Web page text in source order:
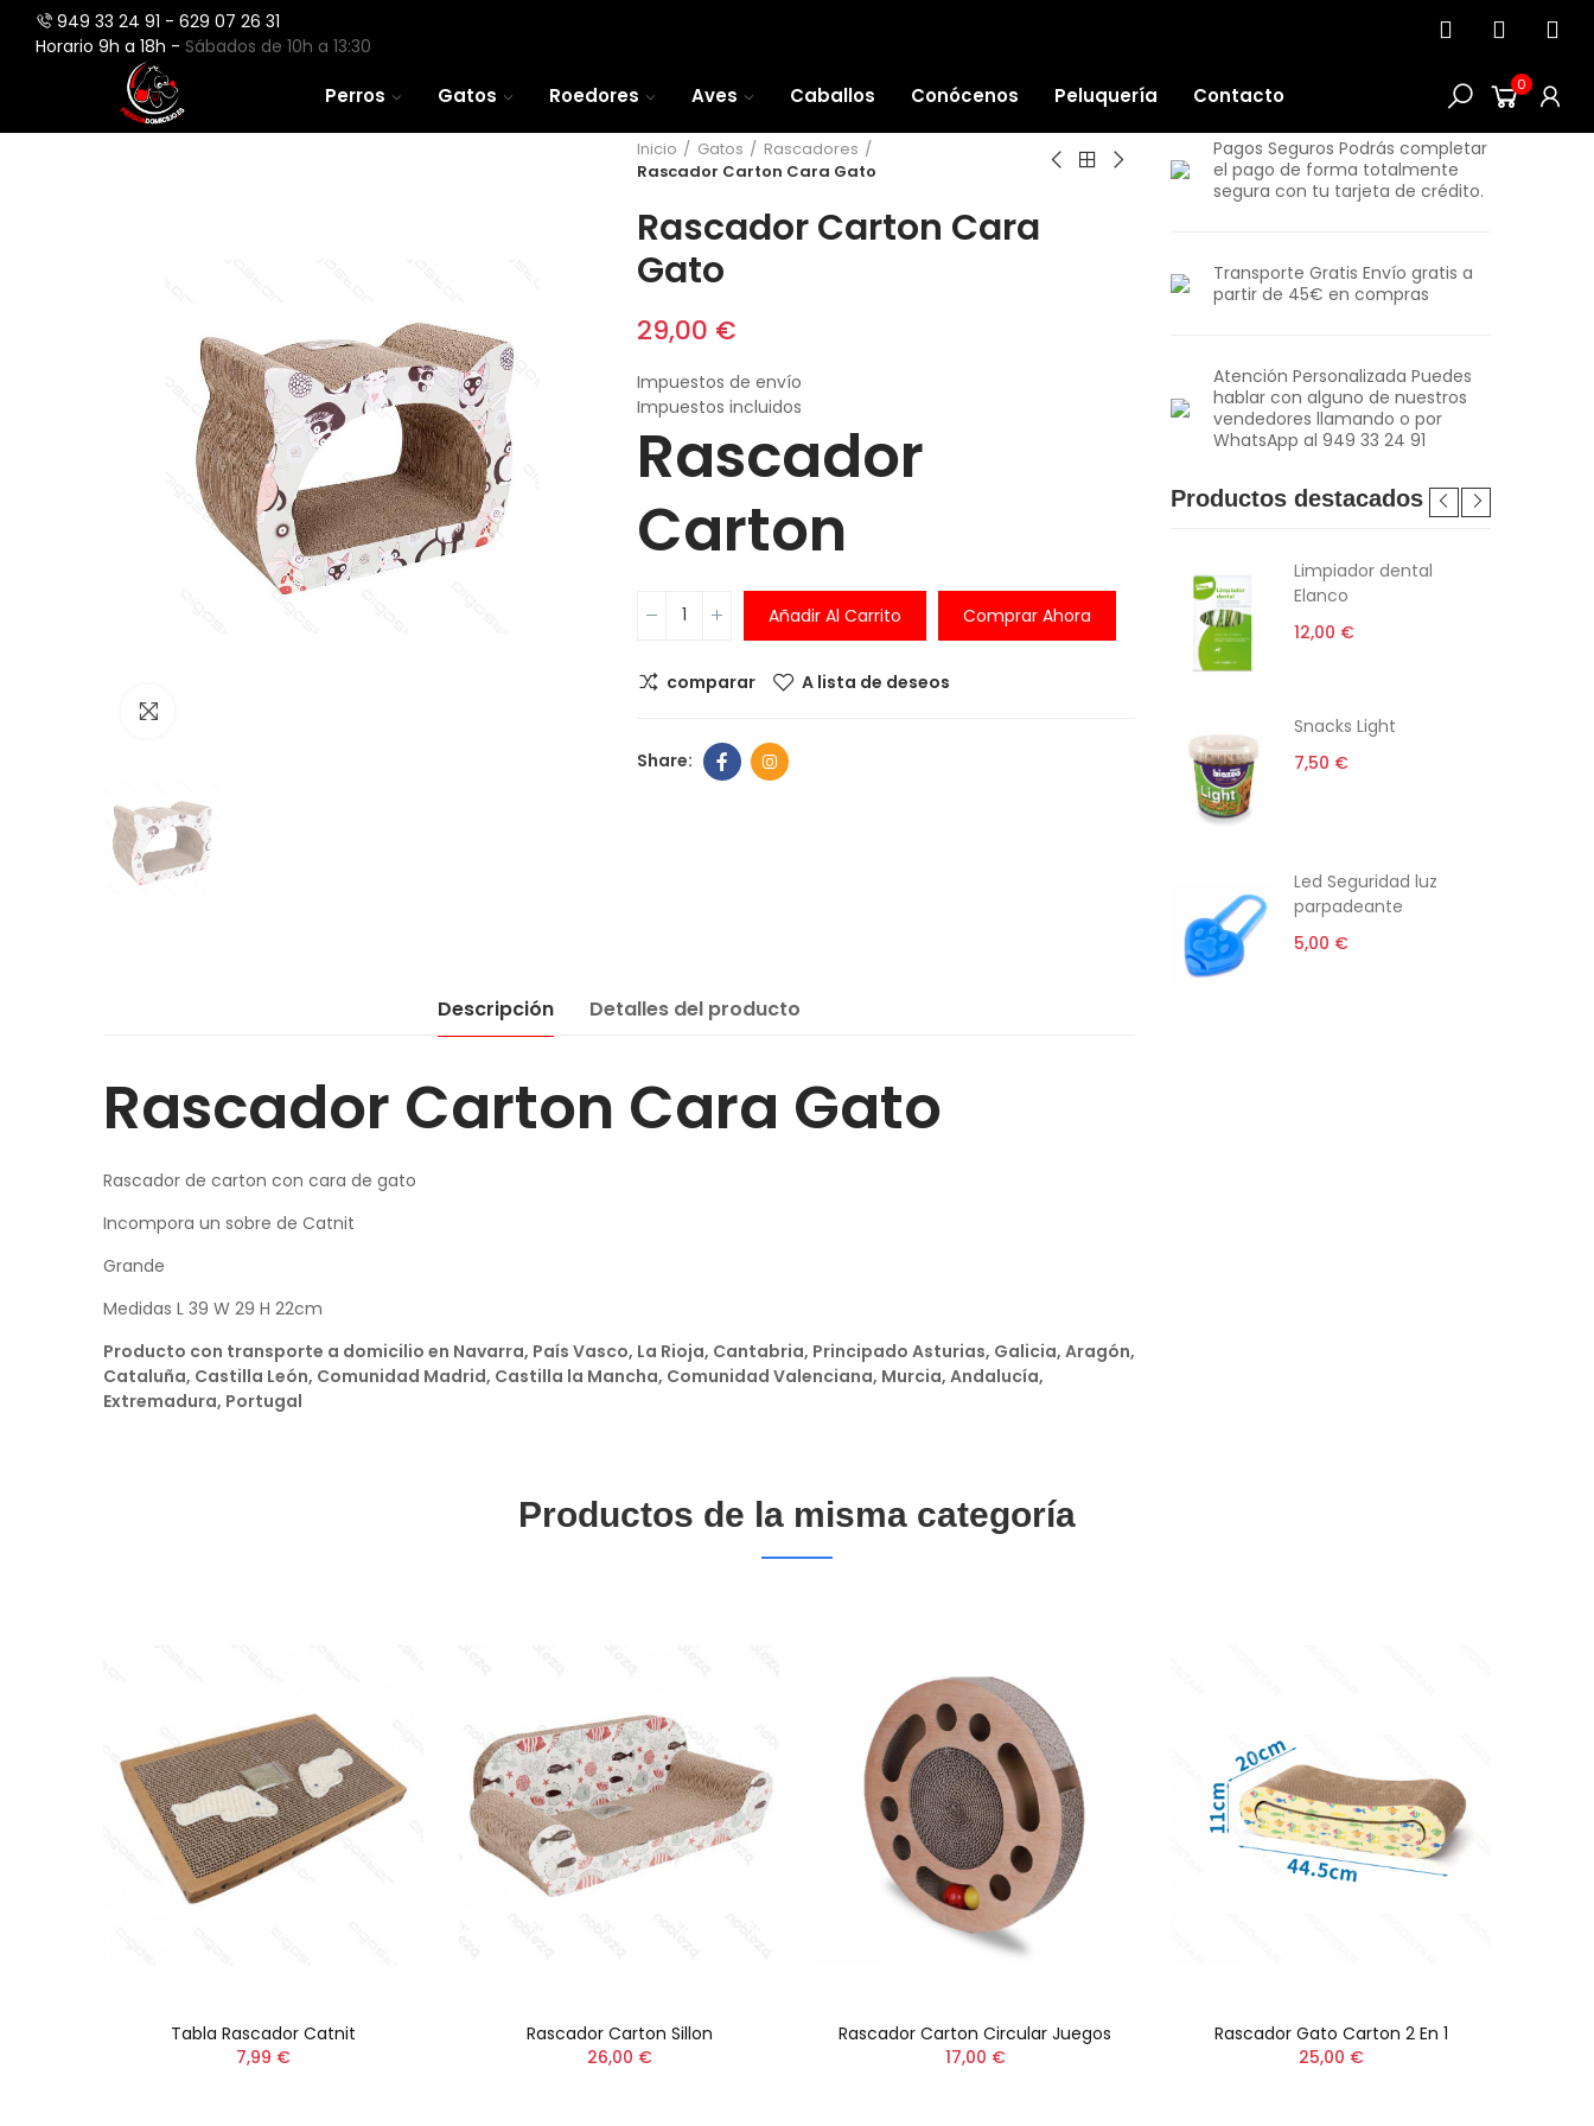
949 33 24 91 - 629 07 26 31
Horario 9h a 18h - Sábados de 10h a 13:30
Perros Gatos Roedores Aves Caballos Conócenos Peluquería Contacto 0
Inicio Gatos
Rascadores
Rascador Carton Cara Gato
Rascador Carton Cara
Gato
29,00 €
Impuestos de envío
Impuestos incluidos
Rascador
Carton
Añadir Al Carrito Comprar Ahora
comparar A lista de deseos
Descripción Detalles del producto
Rascador Carton Cara Gato
Rascador de carton con cara de gato
Incompora un sobre de Catnit
Grande
Medidas L 39 W 29 H 22cm
Producto con transporte a domicilio en Navarra, País Vasco, La Rioja, Cantabria, Principado Asturias, Galicia, Aragón,
Cataluña, Castilla León, Comunidad Madrid, Castilla la Mancha, Comunidad Valenciana, Murcia, Andalucía,
Extremadura, Portugal
Pagos Seguros Podrás completar
el pago de forma totalmente
segura con tu tarjeta de crédito.
Transporte Gratis Envío gratis a
partir de 45€ en compras
Atención Personalizada Puedes
hablar con alguno de nuestros
vendedores llamando o por
WhatsApp al 949 33 24 91
Productos destacados
ansiedad
Limpiador dental
Elanco
12,00 €
Snacks Light
7,50 €
Led Seguridad luz
parpadeante
5,00 €
Productos de la misma categoría
Tabla Rascador Catnit
7,99 €
Rascador Carton Sillon
26,00 €
Rascador Carton Circular Juegos
17,00 €
Rascador Gato Carton 2 En 1
25,00 €